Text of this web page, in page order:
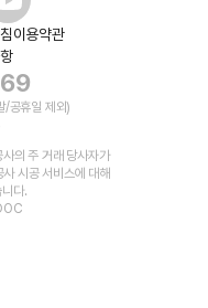
이용약관
휴일 제외)
의 주 거래 당사자가
시공 서비스에 대해
다.